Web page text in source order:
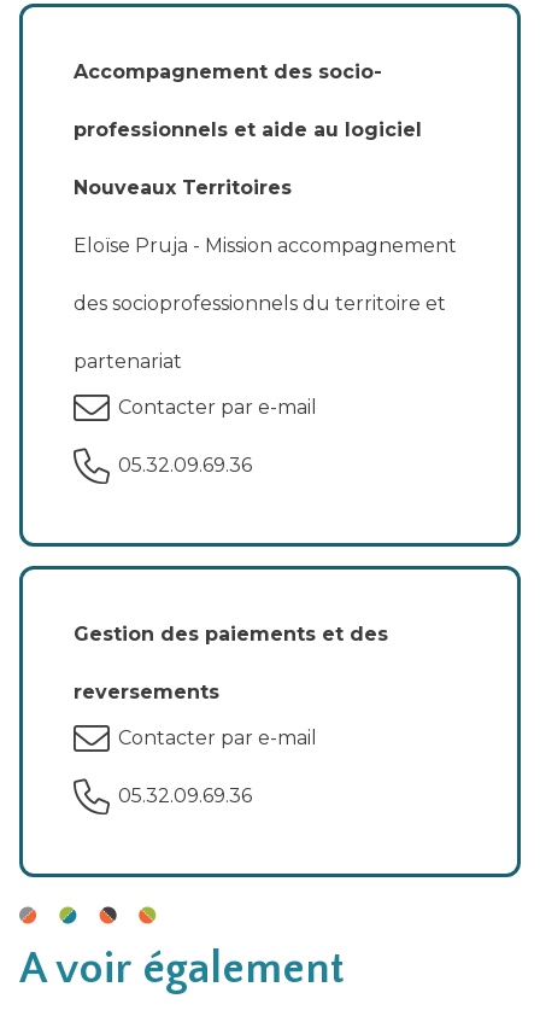
Accompagnement des socio-
professionnels et aide au logiciel
Nouveaux Territoires
Eloïse Pruja - Mission accompagnement
des socioprofessionnels du territoire et
partenariat
Contacter par e-mail
05.32.09.69.36
Gestion des paiements et des
reversements
Contacter par e-mail
05.32.09.69.36
A voir également